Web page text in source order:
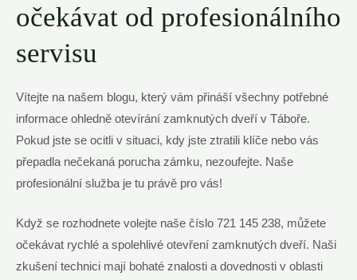
očekávat od profesionálního
servisu
Vítejte na našem blogu, který vám přináší všechny potřebné
⁤informace ohledně otevírání zamknutých dveří v ⁤Táboře.
Pokud jste se ocitli v situaci, kdy jste ztratili klíče ⁣nebo vás
přepadla ​nečekaná porucha zámku, nezoufejte. Naše
profesionální služba je tu právě pro vás!
Když⁤ se rozhodnete volejte naše číslo 721 ​145 238, můžete
očekávat rychlé a spolehlivé otevření zamknutých dveří. Naši
zkušení technici mají bohaté ⁣znalosti a​ dovednosti v oblasti